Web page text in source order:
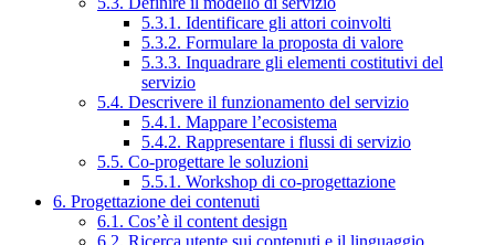
5.3.1. Identificare gli attori coinvolti
5.3.2. Formulare la proposta di valore
5.3.3. Inquadrare gli elementi costitutivi del
servizio
5.4. Descrivere il funzionamento del servizio
5.4.1. Mappare l’ecosistema
5.4.2. Rappresentare i flussi di servizio
5.5. Co-progettare le soluzioni
5.5.1. Workshop di co-progettazione
6. Progettazione dei contenuti
6.1. Cos’è il content design
6.2. Ricerca utente sui contenuti e il linguaggio